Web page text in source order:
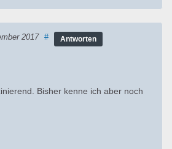
2017 # Antworten
Bisher kenne ich aber noch